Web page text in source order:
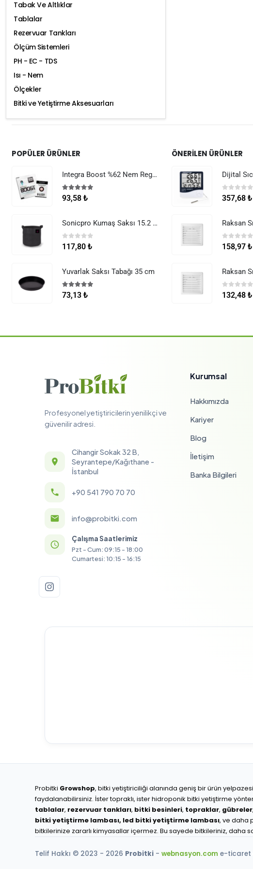
Tabak Ve Altlıklar
Tablalar
Rezervuar Tankları
Ölçüm Sistemleri
PH - EC - TDS
Isı - Nem
Ölçekler
Bitki ve Yetiştirme Aksesuarları
POPÜLER ÜRÜNLER
Integra Boost %62 Nem Regülatörü 8 g
5.005 üzerinden
93,58 ₺
Sonicpro Kumaş Saksı 15.2 Litre (4 Galon)
0 5 üzerinden
117,80 ₺
Yuvarlak Saksı Tabağı 35 cm
5.00 5 üzerinden
73,13 ₺
ÖNERILEN ÜRÜNLER
05
357,68 ₺
0 5
158,97 ₺
0 5
132,48 ₺
Profesyonel yetiştiricilerin yenilikçi ve
güvenilir adresi.
Cihangir Sokak 32 B,
Seyrantepe/Kağıthane -
İstanbul
+90 541 790 70 70
info@probitki.com
Çalışma Saatlerimiz
Pzt - Cum: 09:15 - 18:00
Cumartesi: 10:15 - 16:15
Kurumsal
Hakkımızda
Kariyer
Blog
İletişim
Banka Bilgileri
Probitki Growshop, bitki yetiştiriciliği alanında geniş bir ürün
faydalanabilirsiniz. İster topraklı, ister hidroponik bitki yetiştirme
tablalar, rezervuar tankları, bitki besinleri, topraklar, gübreler,
bitki yetiştirme lambası, led bitki yetiştirme lambası, ve daha
bitkilerinize zararlı kimyasallar içermez. Bu sayede bitkileriniz, daha
Telif Hakkı © 2023 - 2026 Probitki - webnasyon.com e-ticaret